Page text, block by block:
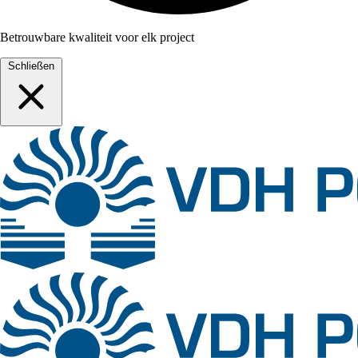
Betrouwbare kwaliteit voor elk project
Schließen